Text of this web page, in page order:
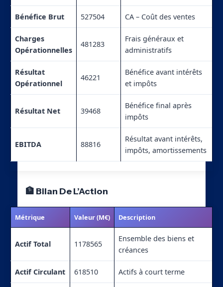
Bénéfice Brut 527504 CA – Coût des ventes
Charges
Opérationnelles
481283
Frais généraux et
administratifs
Résultat
Opérationnel
46221
Bénéfice avant intérêts
et impôts
Résultat Net 39468
Bénéfice final après
impôts
EBITDA 88816
Résultat avant intérêts,
impôts, amortissements
🏦 Bilan De L’Action
Métrique Valeur (M€) Description
Actif Total 1178565
Ensemble des biens et
créances
Actif Circulant 618510 Actifs à court terme